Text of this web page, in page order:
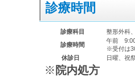
診療時間
診療科目
整形外科
診療時間
午前
※受付は
休診日
日曜、祝
※ 院内処方